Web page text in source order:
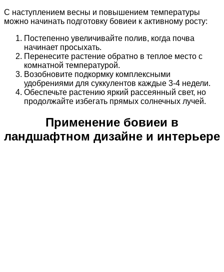
С наступлением весны и повышением температуры
можно начинать подготовку бовиеи к активному росту:
Постепенно увеличивайте полив, когда почва
начинает просыхать.
Перенесите растение обратно в теплое место с
комнатной температурой.
Возобновите подкормку комплексными
удобрениями для суккулентов каждые 3-4 недели.
Обеспечьте растению яркий рассеянный свет, но
продолжайте избегать прямых солнечных лучей.
Применение бовиеи в
ландшафтном дизайне и интерьере